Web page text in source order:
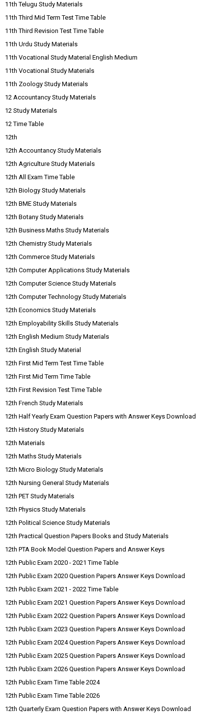
11th Telugu Study Materials
11th Third Mid Term Test Time Table
11th Third Revision Test Time Table
11th Urdu Study Materials
11th Vocational Study Material English Medium
11th Vocational Study Materials
11th Zoology Study Materials
12 Accountancy Study Materials
12 Study Materials
12 Time Table
12th
12th Accountancy Study Materials
12th Agriculture Study Materials
12th All Exam Time Table
12th Biology Study Materials
12th BME Study Materials
12th Botany Study Materials
12th Business Maths Study Materials
12th Chemistry Study Materials
12th Commerce Study Materials
12th Computer Applications Study Materials
12th Computer Science Study Materials
12th Computer Technology Study Materials
12th Economics Study Materials
12th Employability Skills Study Materials
12th English Medium Study Materials
12th English Study Material
12th First Mid Term Test Time Table
12th First Mid Term Time Table
12th First Revision Test Time Table
12th French Study Materials
12th Half Yearly Exam Question Papers with Answer Keys Download
12th History Study Materials
12th Materials
12th Maths Study Materials
12th Micro Biology Study Materials
12th Nursing General Study Materials
12th PET Study Materials
12th Physics Study Materials
12th Political Science Study Materials
12th Practical Question Papers Books and Study Materials
12th PTA Book Model Question Papers and Answer Keys
12th Public Exam 2020 - 2021 Time Table
12th Public Exam 2020 Question Papers Answer Keys Download
12th Public Exam 2021 - 2022 Time Table
12th Public Exam 2021 Question Papers Answer Keys Download
12th Public Exam 2022 Question Papers Answer Keys Download
12th Public Exam 2023 Question Papers Answer Keys Download
12th Public Exam 2024 Question Papers Answer Keys Download
12th Public Exam 2025 Question Papers Answer Keys Download
12th Public Exam 2026 Question Papers Answer Keys Download
12th Public Exam Time Table 2024
12th Public Exam Time Table 2026
12th Quarterly Exam Question Papers with Answer Keys Download